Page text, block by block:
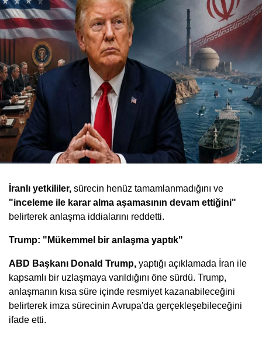
İranlı yetkililer, sürecin henüz tamamlanmadığını ve
"inceleme ile karar alma aşamasının devam ettiğini"
belirterek anlaşma iddialarını reddetti.
Trump: "Mükemmel bir anlaşma yaptık"
ABD Başkanı Donald Trump, yaptığı açıklamada İran ile
kapsamlı bir uzlaşmaya varıldığını öne sürdü. Trump,
anlaşmanın kısa süre içinde resmiyet kazanabileceğini
belirterek imza sürecinin Avrupa'da gerçekleşebileceğini
ifade etti.